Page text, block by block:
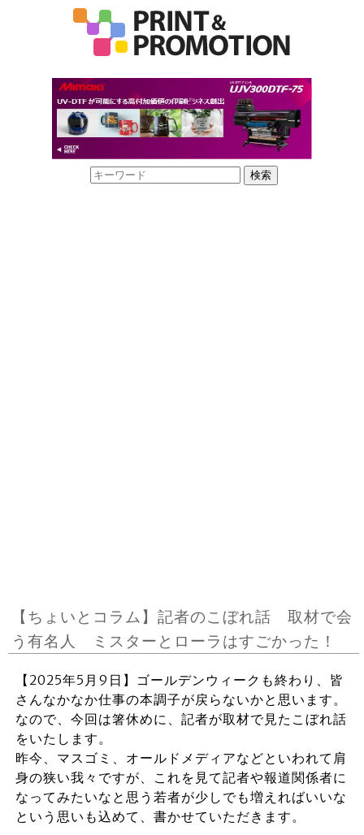
【ちょいとコラム】記者のこぼれ話 取材で会
う有名人 ミスターとローラはすごかった！
【2025年5月9日】ゴールデンウィークも終わり、皆
さんなかなか仕事の本調子が戻らないかと思います。
なので、今回は箸休めに、記者が取材で見たこぼれ話
をいたします。
昨今、マスゴミ、オールドメディアなどといわれて肩
身の狭い我々ですが、これを見て記者や報道関係者に
なってみたいなと思う若者が少しでも増えればいいな
という思いも込めて、書かせていただきます。